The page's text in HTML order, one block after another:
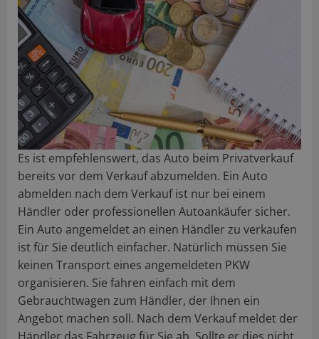
Es ist empfehlenswert, das Auto beim Privatverkauf
bereits vor dem Verkauf abzumelden. Ein Auto
abmelden nach dem Verkauf ist nur bei einem
Händler oder professionellen Autoankäufer sicher.
Ein Auto angemeldet an einen Händler zu verkaufen
ist für Sie deutlich einfacher. Natürlich müssen Sie
keinen Transport eines angemeldeten PKW
organisieren. Sie fahren einfach mit dem
Gebrauchtwagen zum Händler, der Ihnen ein
Angebot machen soll. Nach dem Verkauf meldet der